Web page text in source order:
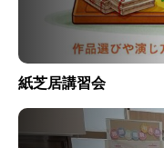
紙芝居講習会